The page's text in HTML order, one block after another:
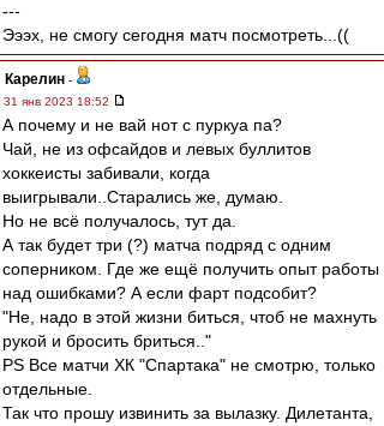
---
Эээх, не смогу сегодня матч посмотреть...((
Карелин -
31 янв 2023 18:52
А почему и не вай нот с пуркуа па?
Чай, не из офсайдов и левых буллитов
хоккеисты забивали, когда
выигрывали..Старались же, думаю.
Но не всё получалось, тут да.
А так будет три (?) матча подряд с одним
соперником. Где же ещё получить опыт работы
над ошибками? А если фарт подсобит?
"Не, надо в этой жизни биться, чтоб не махнуть
рукой и бросить бриться.."
PS Все матчи ХК "Спартака" не смотрю, только
отдельные.
Так что прошу извинить за вылазку. Дилетанта,